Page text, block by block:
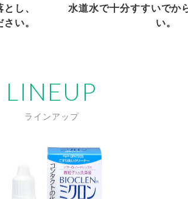
し、
い。
水道水で十分すすいでか
い。
LINEUP
ラインアップ